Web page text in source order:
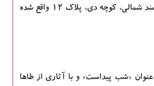
گالری آران در کریمخان زند، خیابان خردمند شمالی، کوچه دی، پلاک ۱۲ واقع شده
«شب پیداست» و با آثاری از طاها